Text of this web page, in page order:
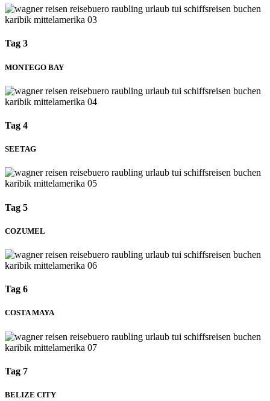
Tag 3
MONTEGO BAY
Tag 4
SEETAG
Tag 5
COZUMEL
Tag 6
COSTA MAYA
Tag 7
BELIZE CITY